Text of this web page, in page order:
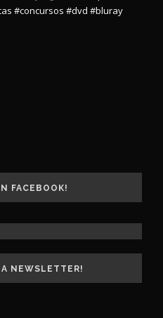
#concursos #dvd #bluray
FACEBOOK!
NEWSLETTER!